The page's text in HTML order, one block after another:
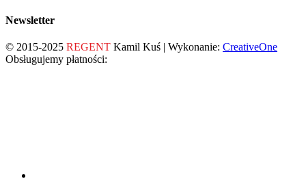
Newsletter
© 2015-2025 REGENT Kamil Kuś | Wykonanie: CreativeOne
Obsługujemy płatności: